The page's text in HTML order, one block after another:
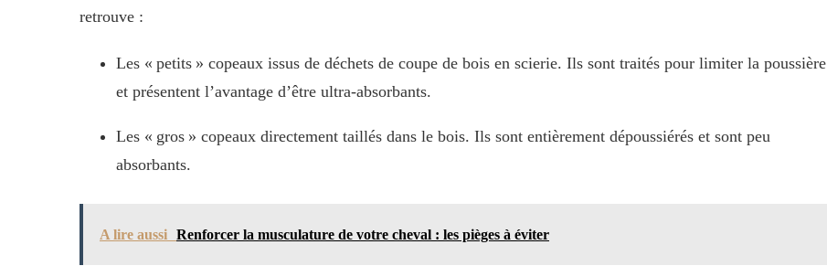
retrouve :
Les « petits » copeaux issus de déchets de coupe de bois en scierie. Ils sont traités pour limiter la poussière
et présentent l’avantage d’être ultra-absorbants.
Les « gros » copeaux directement taillés dans le bois. Ils sont entièrement dépoussiérés et sont peu
absorbants.
A lire aussi Renforcer la musculature de votre cheval : les pièges à éviter